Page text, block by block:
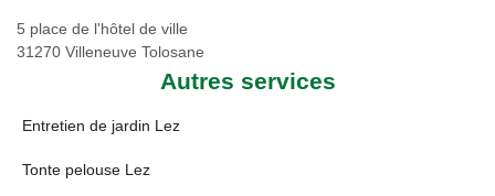
5 place de l'hôtel de ville
31270 Villeneuve Tolosane
Autres services
Entretien de jardin Lez
Tonte pelouse Lez